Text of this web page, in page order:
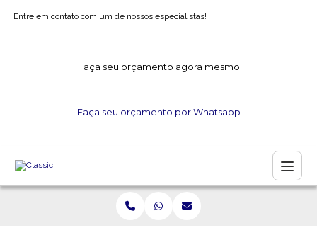
Entre em contato com um de nossos especialistas!
Faça seu orçamento agora mesmo
Faça seu orçamento por Whatsapp